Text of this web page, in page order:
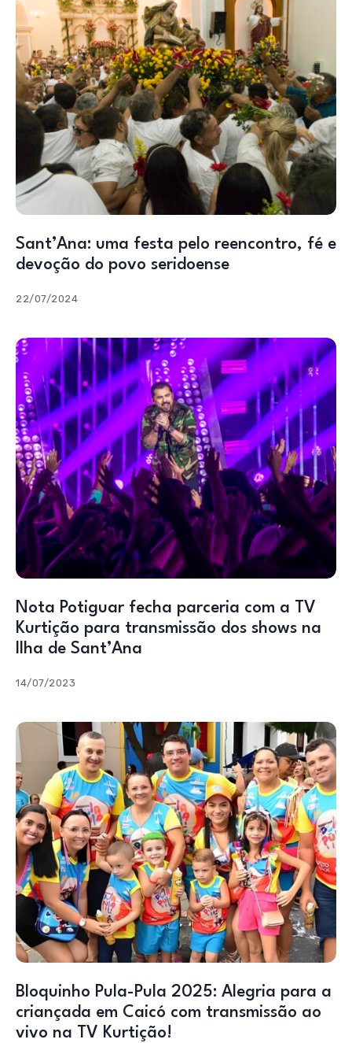
Sant’Ana: uma festa pelo reencontro, fé e
devoção do povo seridoense
22/07/2024
Nota Potiguar fecha parceria com a TV
Kurtição para transmissão dos shows na
Ilha de Sant’Ana
14/07/2023
Bloquinho Pula-Pula 2025: Alegria para a
criançada em Caicó com transmissão ao
vivo na TV Kurtição!